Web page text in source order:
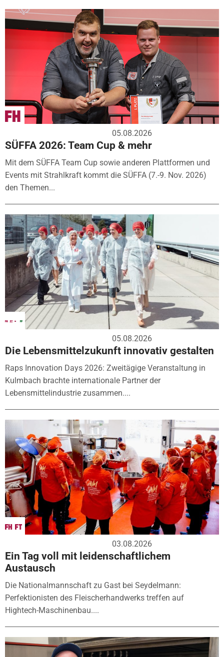
05.08.2026
SÜFFA 2026: Team Cup & mehr
Mit dem SÜFFA Team Cup sowie anderen Plattformen und
Events mit Strahlkraft kommt die SÜFFA (7.-9. Nov. 2026)
den Themen...
05.08.2026
Die Lebensmittelzukunft innovativ gestalten
Raps Innovation Days 2026: Zweitägige Veranstaltung in
Kulmbach brachte internationale Partner der
Lebensmittelindustrie zusammen....
03.08.2026
Ein Tag voll mit leidenschaftlichem
Austausch
Die Nationalmannschaft zu Gast bei Seydelmann:
Perfektionisten des Fleischerhandwerks treffen auf
Hightech-Maschinenbau....